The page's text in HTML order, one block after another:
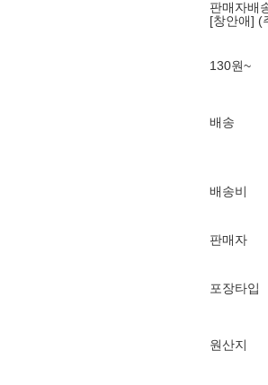
판매자배
[창안애] (
130원~
배송
배송비
판매자
포장타입
원산지